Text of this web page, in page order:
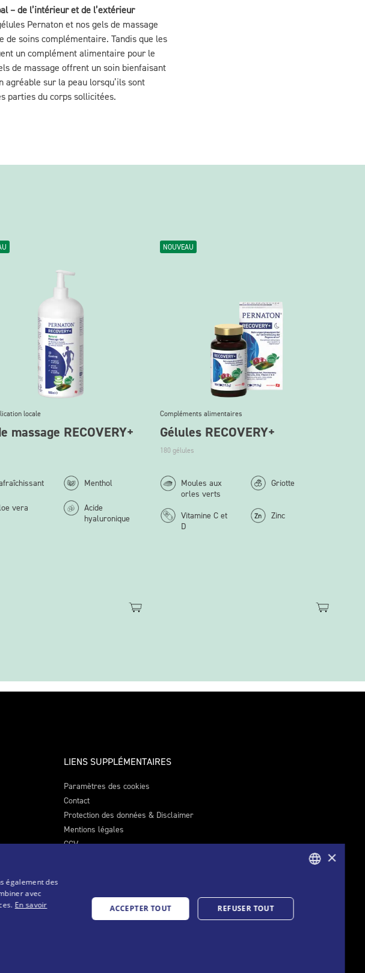
– de l’intérieur et de l’extérieur
Pernaton et nos gels de massage
de soins complémentaire. Tandis que les
un complément alimentaire pour le
de massage offrent un soin bienfaisant
agréable sur la peau lorsqu’ils sont
parties du corps sollicitées.
locale
massage RECOVERY+
Menthol
vera
Acide
hyaluronique
NOUVEAU
Compléments alimentaires
Gélules RECOVERY+
180 gélules
Moules aux
orles verts
Griotte
Vitamine C et
D
Zinc
LIENS SUPPLÉMENTAIRES
Paramètres des cookies
Contact
Protection des données & Disclaimer
Mentions légales
CGV
×
également des
avec
En savoir
ACCEPTER TOUT REFUSER TOUT